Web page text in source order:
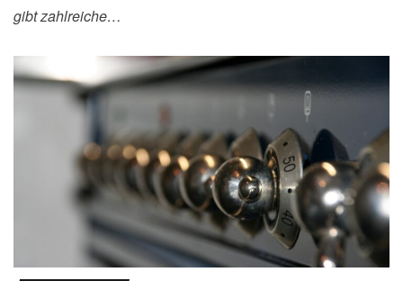
gibt zahlreiche…